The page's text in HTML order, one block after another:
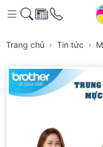
Trang chủ Tin tức